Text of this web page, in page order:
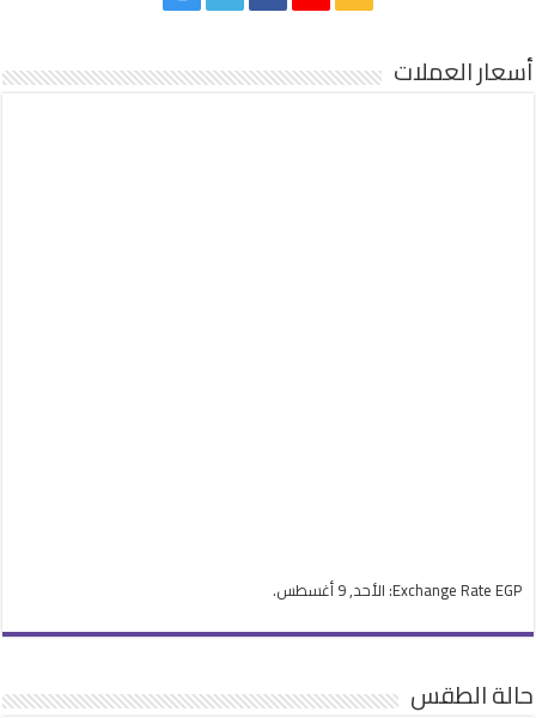
أسعار العملات
Exchange Rate EGP : الأحد, 9 أغسطس.
حالة الطقس